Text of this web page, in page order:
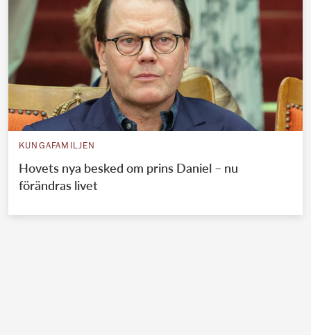
KUNGAFAMILJEN
Hovets nya besked om prins Daniel – nu
förändras livet